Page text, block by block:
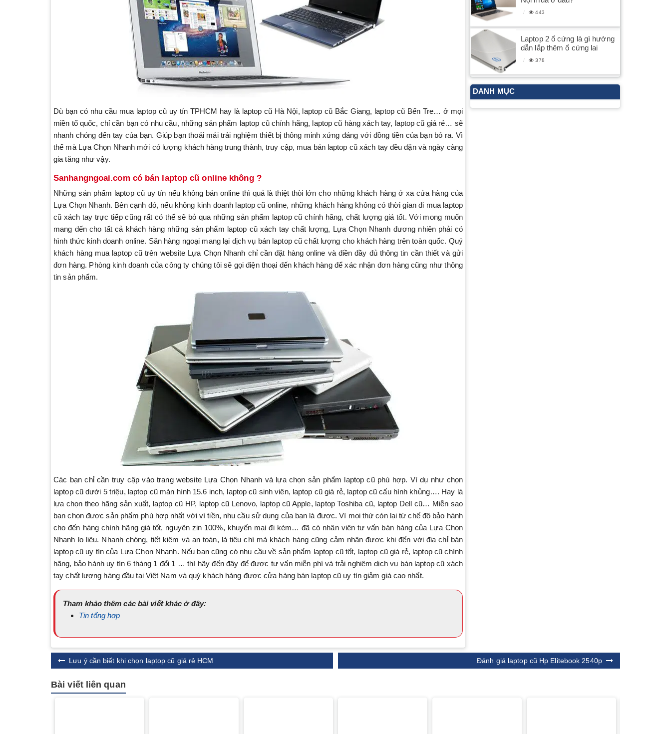
Dù bạn có nhu cầu mua laptop cũ uy tín TPHCM hay là laptop cũ Hà Nội, laptop cũ Bắc Giang, laptop cũ Bến Tre… ở mọi
miền tổ quốc, chỉ cần bạn có nhu cầu, những sản phẩm laptop cũ chính hãng, laptop cũ hàng xách tay, laptop cũ giá rẻ… sẽ
nhanh chóng đến tay của bạn. Giúp bạn thoải mái trải nghiệm thiết bị thông minh xứng đáng với đồng tiền của bạn bỏ ra. Vì
thế mà Lựa Chọn Nhanh mới có lượng khách hàng trung thành, truy cập, mua bán laptop cũ xách tay đều đặn và ngày càng
gia tăng như vậy.
Sanhangngoai.com có bán laptop cũ online không ?
Những sản phẩm laptop cũ uy tín nếu không bán online thì quả là thiệt thòi lớn cho những khách hàng ở xa cửa hàng của
Lựa Chọn Nhanh. Bên cạnh đó, nếu không kinh doanh laptop cũ online, những khách hàng không có thời gian đi mua laptop
cũ xách tay trực tiếp cũng rất có thể sẽ bỏ qua những sản phẩm laptop cũ chính hãng, chất lượng giá tốt. Với mong muốn
mang đến cho tất cả khách hàng những sản phẩm laptop cũ xách tay chất lượng, Lựa Chọn Nhanh đương nhiên phải có
hình thức kinh doanh online. Săn hàng ngoại mang lại dịch vụ bán laptop cũ chất lượng cho khách hàng trên toàn quốc. Quý
khách hàng mua laptop cũ trên website Lựa Chọn Nhanh chỉ cần đặt hàng online và điền đầy đủ thông tin cần thiết và gửi
đơn hàng. Phòng kinh doanh của công ty chúng tôi sẽ gọi điện thoại đến khách hàng để xác nhận đơn hàng cũng như thông
tin sản phẩm.
Các bạn chỉ cần truy cập vào trang website Lựa Chọn Nhanh và lựa chọn sản phẩm laptop cũ phù hợp. Ví dụ như chọn
laptop cũ dưới 5 triệu, laptop cũ màn hình 15.6 inch, laptop cũ sinh viên, laptop cũ giá rẻ, laptop cũ cấu hình khủng…. Hay là
lựa chọn theo hãng sản xuất, laptop cũ HP, laptop cũ Lenovo, laptop cũ Apple, laptop Toshiba cũ, laptop Dell cũ… Miễn sao
bạn chọn được sản phẩm phù hợp nhất với ví tiền, nhu cầu sử dụng của bạn là được. Vì mọi thứ còn lại từ chế độ bảo hành
cho đến hàng chính hãng giá tốt, nguyên zin 100%, khuyến mại đi kèm… đã có nhân viên tư vấn bán hàng của Lựa Chọn
Nhanh lo liệu. Nhanh chóng, tiết kiệm và an toàn, là tiêu chí mà khách hàng cũng cảm nhận được khi đến với địa chỉ bán
laptop cũ uy tín của Lựa Chọn Nhanh. Nếu bạn cũng có nhu cầu về sản phẩm laptop cũ tốt, laptop cũ giá rẻ, laptop cũ chính
hãng, bảo hành uy tín 6 tháng 1 đổi 1 … thì hãy đến đây để được tư vấn miễn phí và trải nghiệm dịch vụ bán laptop cũ xách
tay chất lượng hàng đầu tại Việt Nam và quý khách hàng được cửa hàng bán laptop cũ uy tín giảm giá cao nhất.
Tham khảo thêm các bài viết khác ở đây:
Tin tổng hợp
443
Laptop 2 ổ cứng là gì hướng
dẫn lắp thêm ổ cứng lai
378
DANH MỤC
Lưu ý cần biết khi chọn laptop cũ giá rẻ HCM Đánh giá laptop cũ Hp Elitebook 2540p
Bài viết liên quan